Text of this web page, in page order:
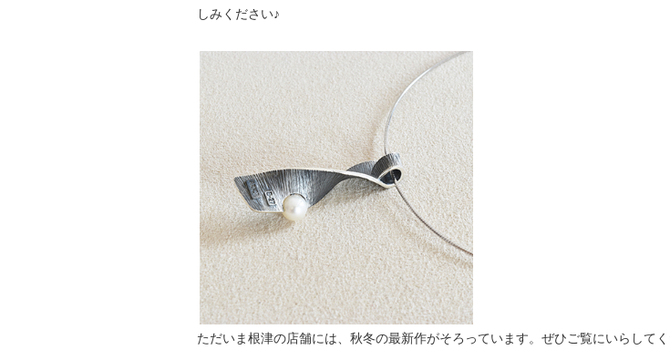
しみください♪
ただいま根津の店舗には、秋冬の最新作がそろっています。ぜひご覧にいらして